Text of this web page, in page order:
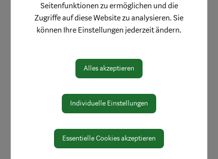
Gewerbeflächen
Standortgespräche
Unternehmerleitfaden
Weiterbildung
Verein Stadtmarketing
Seitenfunktionen zu ermöglichen und die
Zugriffe auf diese Website zu analysieren. Sie
können Ihre Einstellungen jederzeit ändern.
Alles akzeptieren
Individuelle Einstellungen
Essentielle Cookies akzeptieren